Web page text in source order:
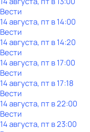
Вести
14 августа, пт в 14:00
Вести
14 августа, пт в 14:20
Вести
14 августа, пт в 17:00
Вести
14 августа, пт в 17:18
Вести
14 августа, пт в 22:00
Вести
14 августа, пт в 23:00